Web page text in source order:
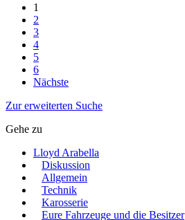
1
2
3
4
5
6
Nächste
Zur erweiterten Suche
Gehe zu
Lloyd Arabella
Diskussion
Allgemein
Technik
Karosserie
Eure Fahrzeuge und die Besitzer